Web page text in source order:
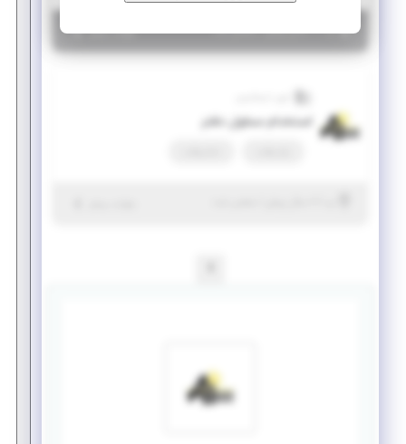
یزد |۲ سال پیش | منقضی شده جزئیات بیشتر
استخدام مسئول دفتر